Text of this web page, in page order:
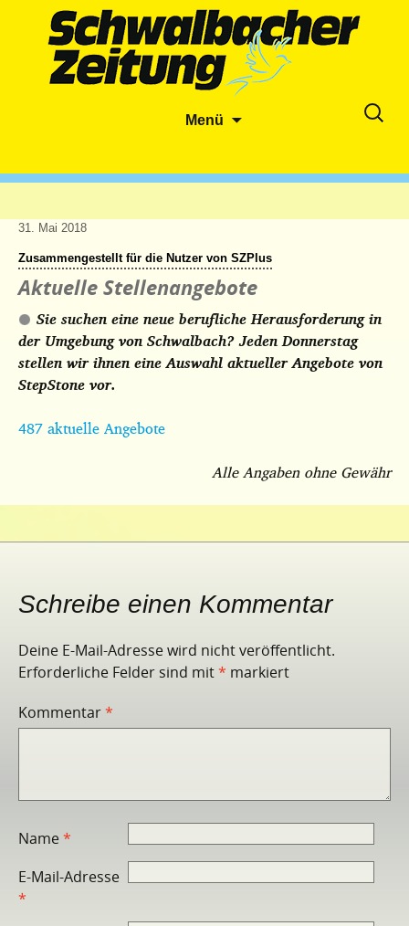
Menü
Suche
31. Mai 2018
Zusammengestellt für die Nutzer von SZPlus
Aktuelle Stellenangebote
Sie suchen eine neue berufliche Herausforderung in
der Umgebung von Schwalbach? Jeden Donnerstag
stellen wir ihnen eine Auswahl aktueller Angebote von
StepStone vor.
487 aktuelle Angebote
Alle Angaben ohne Gewähr
Schreibe einen Kommentar
Deine E-Mail-Adresse wird nicht veröffentlicht.
Erforderliche Felder sind mit* markiert
Kommentar*
Name*
E-Mail-Adresse
*